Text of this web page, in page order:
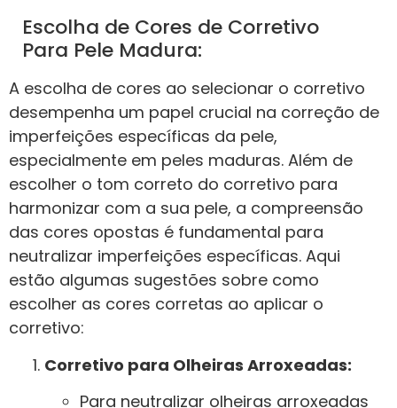
Escolha de Cores de Corretivo
Para Pele Madura:
A escolha de cores ao selecionar o corretivo
desempenha um papel crucial na correção de
imperfeições específicas da pele,
especialmente em peles maduras. Além de
escolher o tom correto do corretivo para
harmonizar com a sua pele, a compreensão
das cores opostas é fundamental para
neutralizar imperfeições específicas. Aqui
estão algumas sugestões sobre como
escolher as cores corretas ao aplicar o
corretivo:
Corretivo para Olheiras Arroxeadas:
Para neutralizar olheiras arroxeadas